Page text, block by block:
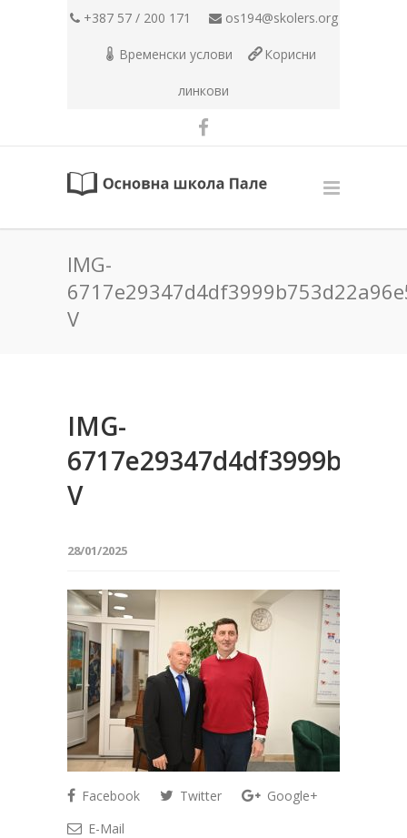
+387 57 / 200 171 os194@skolers.org
Временски услови Корисни
линкови
IMG-
V
IMG-
V
28/01/2025
Facebook Twitter
Google+
E-Mail